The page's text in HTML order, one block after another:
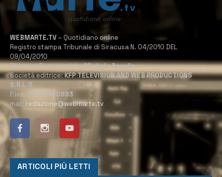
WEBMARTE.TV – Quotidiano online
Registro stampa Tribunale di Siracusa N. 04/2010 DEL
09/04/2010
Direttore Responsabile:Michele Accolla
Società editrice:KFP TELEVISION AND WEB PRODUCTIONS
S.R.L.S.
P.Iva: 02184950893
mail: redazione@webmarte.tv
ARTICOLI PIÙ LETTI